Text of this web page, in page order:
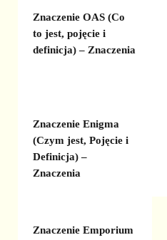
Znaczenie OAS (Co
to jest, pojęcie i
definicja) – Znaczenia
Znaczenie Enigma
(Czym jest, Pojęcie i
Definicja) –
Znaczenia
Znaczenie Emporium